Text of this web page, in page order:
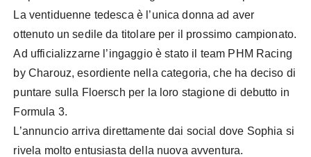
La ventiduenne tedesca è l’unica donna ad aver
ottenuto un sedile da titolare per il prossimo campionato.
Ad ufficializzarne l’ingaggio è stato il team PHM Racing
by Charouz, esordiente nella categoria, che ha deciso di
puntare sulla Floersch per la loro stagione di debutto in
Formula 3.
L’annuncio arriva direttamente dai social dove Sophia si
rivela molto entusiasta della nuova avventura.